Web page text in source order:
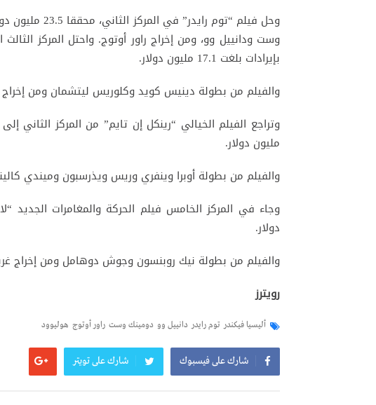
وحل فيلم “توم
وست ودانييل وو، ومن إخراج راور أوتوج. واحتل المركز
بإيرادات بلغت 17.1 مليون دولار.
والفيلم من بطولة دينيس كويد وكلوريس ليتشمان ومن إخراج
مليون دولار.
والفيلم من بطولة أوبرا وينفري وريس ويذرسبون وميندي
دولار.
والفيلم من بطولة نيك روبنسون وجوش دوهامل ومن إخراج
رويترز
أليسيا فيكندر توم رايدر دانييل وو دومينك وست راور أوتوج هوليوود
شارك على فيسبوك شارك على تويتر